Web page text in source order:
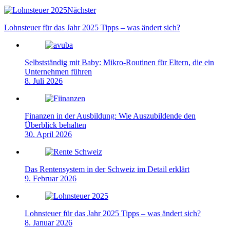
Nächster
Lohnsteuer für das Jahr 2025 Tipps – was ändert sich?
Selbstständig mit Baby: Mikro-Routinen für Eltern, die ein
Unternehmen führen
8. Juli 2026
Finanzen in der Ausbildung: Wie Auszubildende den
Überblick behalten
30. April 2026
Das Rentensystem in der Schweiz im Detail erklärt
9. Februar 2026
Lohnsteuer für das Jahr 2025 Tipps – was ändert sich?
8. Januar 2026